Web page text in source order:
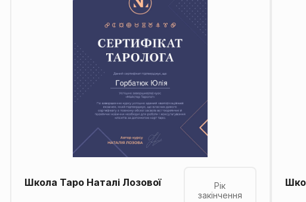
Школа Таро Наталі Лозової
Рік
закінчення